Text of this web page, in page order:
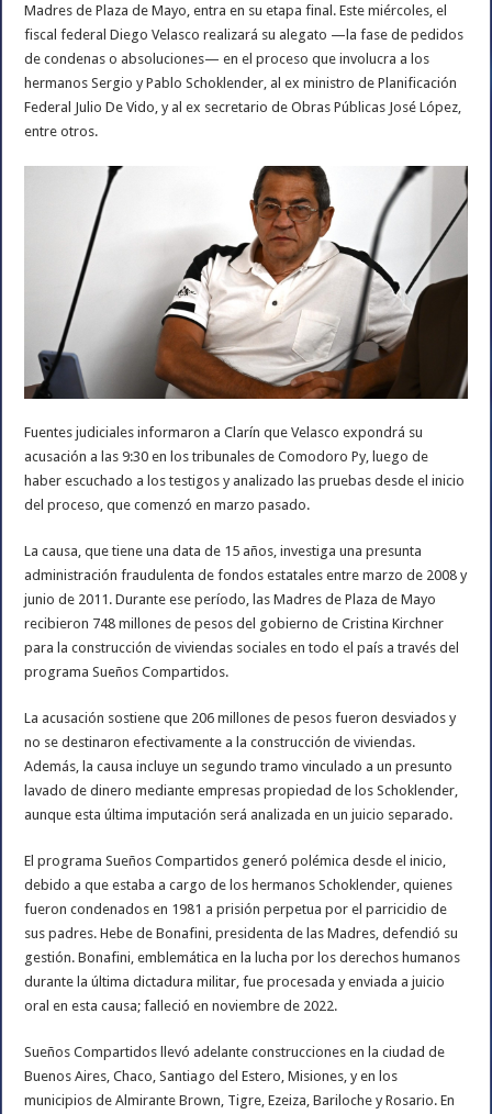
Madres de Plaza de Mayo, entra en su etapa final. Este miércoles, el
fiscal federal Diego Velasco realizará su alegato —la fase de pedidos
de condenas o absoluciones— en el proceso que involucra a los
hermanos Sergio y Pablo Schoklender, al ex ministro de Planificación
Federal Julio De Vido, y al ex secretario de Obras Públicas José López,
entre otros.
Fuentes judiciales informaron a Clarín que Velasco expondrá su
acusación a las 9:30 en los tribunales de Comodoro Py, luego de
haber escuchado a los testigos y analizado las pruebas desde el inicio
del proceso, que comenzó en marzo pasado.
La causa, que tiene una data de 15 años, investiga una presunta
administración fraudulenta de fondos estatales entre marzo de 2008 y
junio de 2011. Durante ese período, las Madres de Plaza de Mayo
recibieron 748 millones de pesos del gobierno de Cristina Kirchner
para la construcción de viviendas sociales en todo el país a través del
programa Sueños Compartidos.
La acusación sostiene que 206 millones de pesos fueron desviados y
no se destinaron efectivamente a la construcción de viviendas.
Además, la causa incluye un segundo tramo vinculado a un presunto
lavado de dinero mediante empresas propiedad de los Schoklender,
aunque esta última imputación será analizada en un juicio separado.
El programa Sueños Compartidos generó polémica desde el inicio,
debido a que estaba a cargo de los hermanos Schoklender, quienes
fueron condenados en 1981 a prisión perpetua por el parricidio de
sus padres. Hebe de Bonafini, presidenta de las Madres, defendió su
gestión. Bonafini, emblemática en la lucha por los derechos humanos
durante la última dictadura militar, fue procesada y enviada a juicio
oral en esta causa; falleció en noviembre de 2022.
Sueños Compartidos llevó adelante construcciones en la ciudad de
Buenos Aires, Chaco, Santiago del Estero, Misiones, y en los
municipios de Almirante Brown, Tigre, Ezeiza, Bariloche y Rosario. En